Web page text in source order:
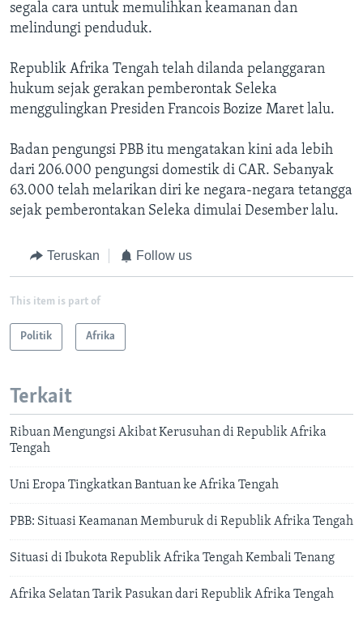
segala cara untuk memulihkan keamanan dan
melindungi penduduk.
Republik Afrika Tengah telah dilanda pelanggaran
hukum sejak gerakan pemberontak Seleka
menggulingkan Presiden Francois Bozize Maret lalu.
Badan pengungsi PBB itu mengatakan kini ada lebih
dari 206.000 pengungsi domestik di CAR. Sebanyak
63.000 telah melarikan diri ke negara-negara tetangga
sejak pemberontakan Seleka dimulai Desember lalu.
Teruskan Follow us
This item is part of
Politik Afrika
Terkait
Ribuan Mengungsi Akibat Kerusuhan di Republik Afrika
Tengah
Uni Eropa Tingkatkan Bantuan ke Afrika Tengah
PBB: Situasi Keamanan Memburuk di Republik Afrika Tengah
Situasi di Ibukota Republik Afrika Tengah Kembali Tenang
Afrika Selatan Tarik Pasukan dari Republik Afrika Tengah